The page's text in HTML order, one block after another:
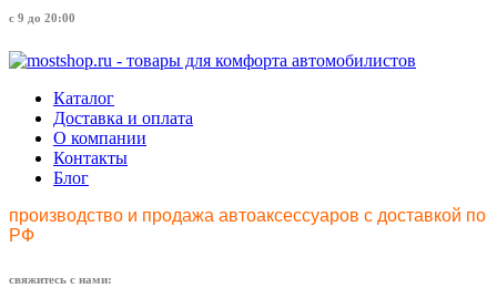
с 9 до 20:00
Каталог
Доставка и оплата
О компании
Контакты
Блог
производство и продажа автоаксессуаров с доставкой по
РФ
свяжитесь с нами: